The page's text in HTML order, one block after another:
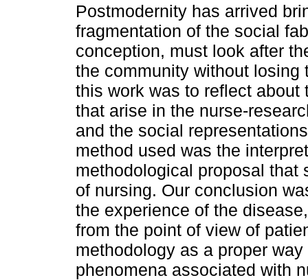
Postmodernity has arrived
fragmentation of the social
conception, must look after
the community without
this work was to reflect
that arise in the nurse-
and the social
method used was the
methodological proposal that
of nursing. Our conclusion
the experience of the
from the point of view of
methodology as a proper
phenomena associated with